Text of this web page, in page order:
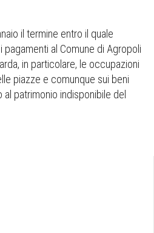
il termine entro il quale
al Comune di Agropoli
in particolare, le occupazioni
piazze e comunque sui beni
al patrimonio indisponibile del